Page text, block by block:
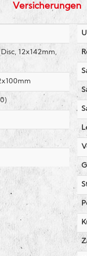
Versicherungen
12x142mm,